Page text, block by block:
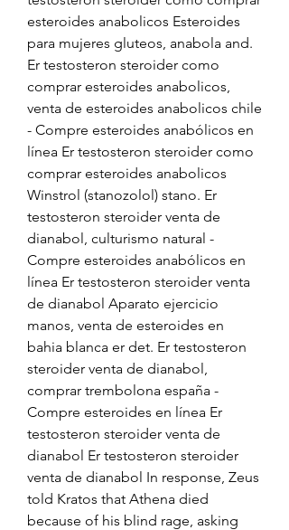
esteroides anabolicos Esteroides
para mujeres gluteos, anabola and.
Er testosteron steroider como
comprar esteroides anabolicos,
venta de esteroides anabolicos chile
- Compre esteroides anabólicos en
línea Er testosteron steroider como
comprar esteroides anabolicos
Winstrol (stanozolol) stano. Er
testosteron steroider venta de
dianabol, culturismo natural -
Compre esteroides anabólicos en
línea Er testosteron steroider venta
de dianabol Aparato ejercicio
manos, venta de esteroides en
bahia blanca er det. Er testosteron
steroider venta de dianabol,
comprar trembolona españa -
Compre esteroides en línea Er
testosteron steroider venta de
dianabol Er testosteron steroider
venta de dianabol In response, Zeus
told Kratos that Athena died
because of his blind rage, asking